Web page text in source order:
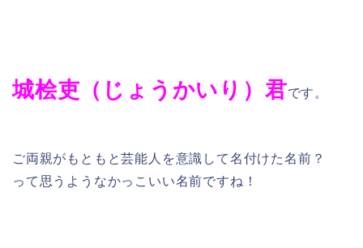
城桧吏（じょうかいり）君です。
ご両親がもともと芸能人を意識して名付けた名前？
って思うようなかっこいい名前ですね！